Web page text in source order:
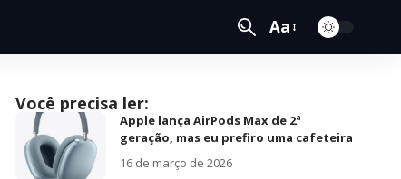
Aa
Você precisa ler:
Apple lança AirPods Max de 2ª
geração, mas eu prefiro uma cafeteira
16 de março de 2026